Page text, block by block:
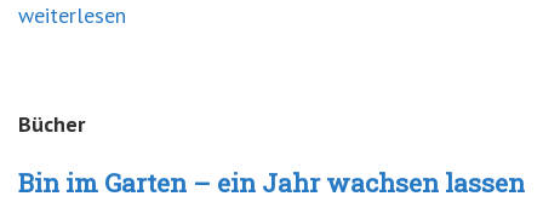
weiterlesen
Bücher
Bin im Garten – ein Jahr wachsen lassen